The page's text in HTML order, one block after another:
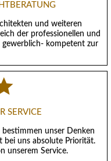
und weiteren
der professionellen und
kompetent zur
SERVICE
unser Denken
bei uns absolute Priorität.
unserem Service.